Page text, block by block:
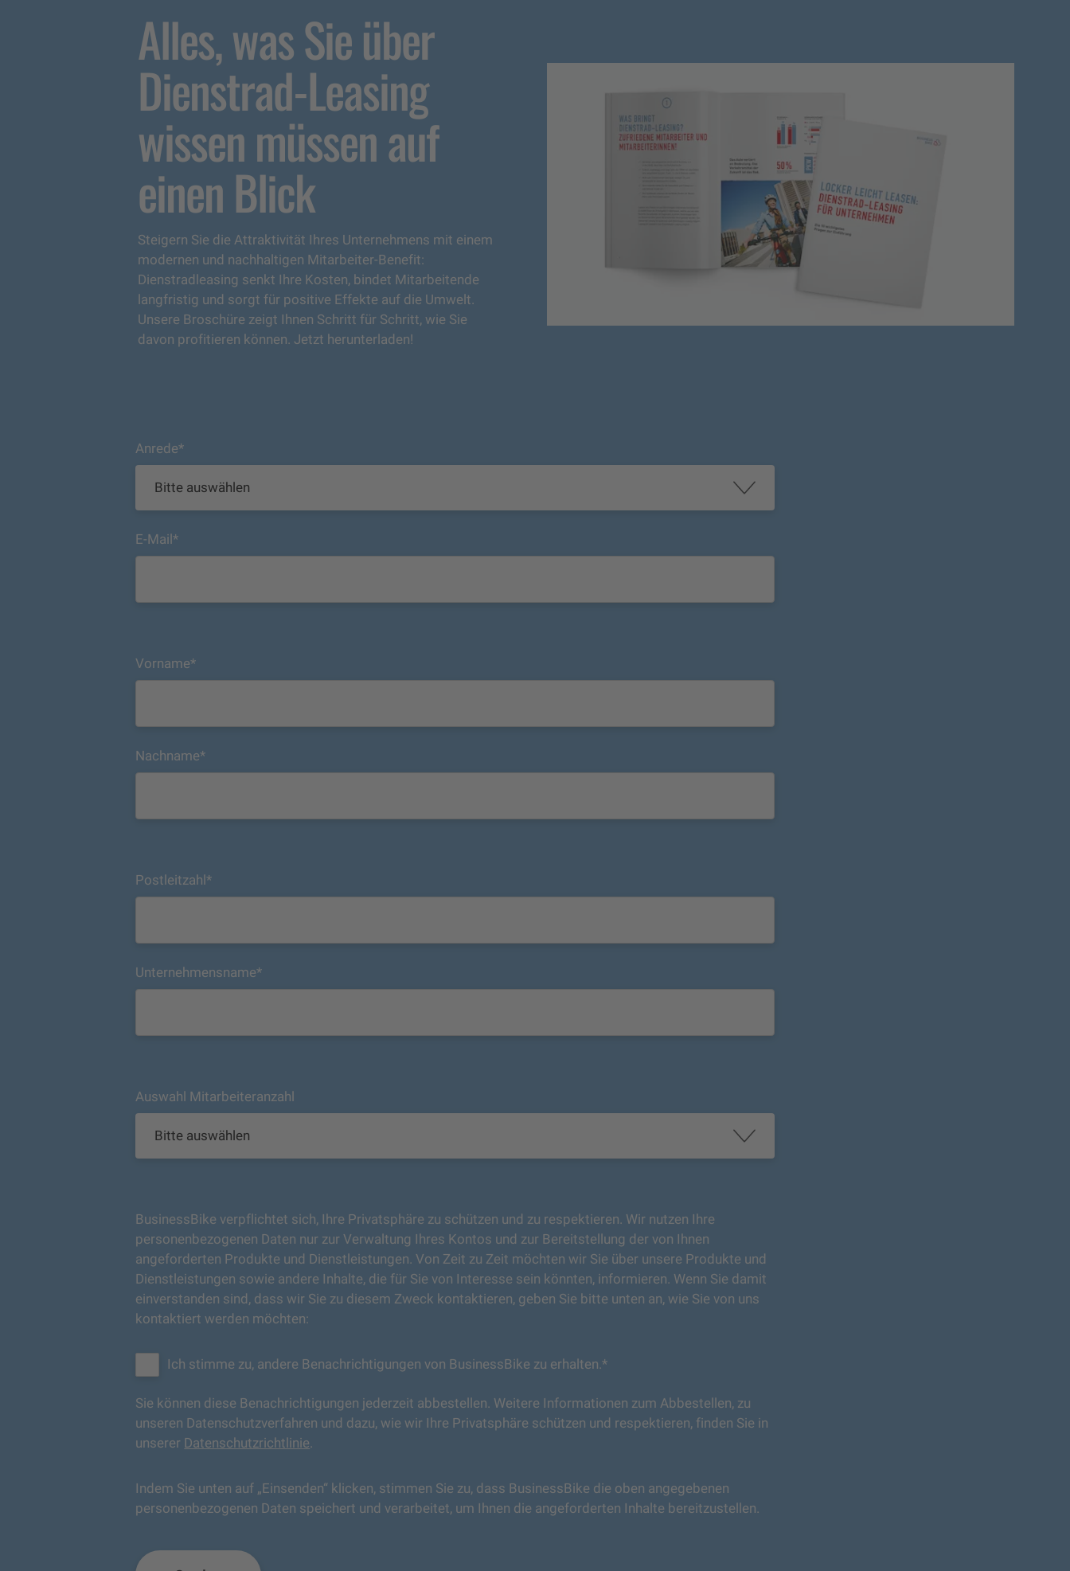
Alles, was Sie über
Dienstrad-Leasing
wissen müssen auf
einen Blick
Steigern Sie die Attraktivität Ihres Unternehmens mit einem
modernen und nachhaltigen Mitarbeiter-Benefit:
Dienstradleasing senkt Ihre Kosten, bindet Mitarbeitende
langfristig und sorgt für positive Effekte auf die Umwelt.
Unsere Broschüre zeigt Ihnen Schritt für Schritt, wie Sie
davon profitieren können. Jetzt herunterladen!
Anrede*
E-Mail*
Vorname*
Nachname*
Postleitzahl*
Unternehmensname*
Auswahl Mitarbeiteranzahl
BusinessBike verpflichtet sich, Ihre Privatsphäre zu schützen und zu respektieren. Wir nutzen Ihre
personenbezogenen Daten nur zur Verwaltung Ihres Kontos und zur Bereitstellung der von Ihnen
angeforderten Produkte und Dienstleistungen. Von Zeit zu Zeit möchten wir Sie über unsere Produkte und
Dienstleistungen sowie andere Inhalte, die für Sie von Interesse sein könnten, informieren. Wenn Sie damit
einverstanden sind, dass wir Sie zu diesem Zweck kontaktieren, geben Sie bitte unten an, wie Sie von uns
kontaktiert werden möchten:
Ich stimme zu, andere Benachrichtigungen von BusinessBike zu erhalten.*
Sie können diese Benachrichtigungen jederzeit abbestellen. Weitere Informationen zum Abbestellen, zu
unseren Datenschutzverfahren und dazu, wie wir Ihre Privatsphäre schützen und respektieren, finden Sie in
unserer Datenschutzrichtlinie.
Indem Sie unten auf „Einsenden“ klicken, stimmen Sie zu, dass BusinessBike die oben angegebenen
personenbezogenen Daten speichert und verarbeitet, um Ihnen die angeforderten Inhalte bereitzustellen.